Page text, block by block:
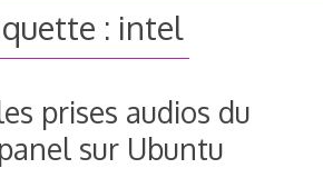
: intel
prises audios du
sur Ubuntu